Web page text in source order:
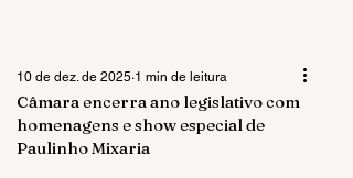
Câmara encerra ano legislativo com
homenagens e show especial de
Paulinho Mixaria
10 de dez. de 2025 1 min de leitura